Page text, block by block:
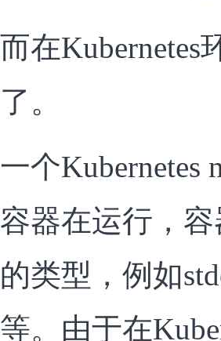
而在
了。
一个Kubernetes
容器在运行，
的类型，例如
等。由于在